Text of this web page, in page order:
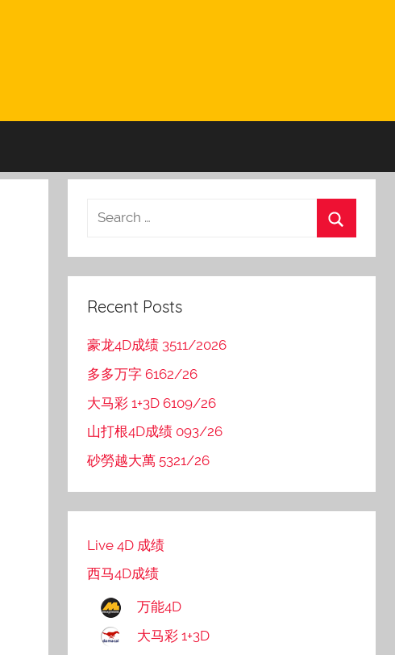
Recent Posts
豪龙4D成绩 3511/2026
多多万字 6162/26
大马彩 1+3D 6109/26
山打根4D成绩 093/26
砂勞越大萬 5321/26
Live 4D 成绩
西马4D成绩
万能4D
大马彩 1+3D